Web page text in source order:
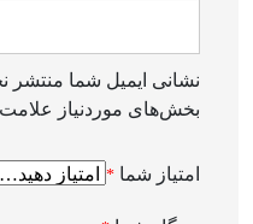
نشانی ایمیل شما منتشر
بخش‌های موردنیاز
امتیاز شما *